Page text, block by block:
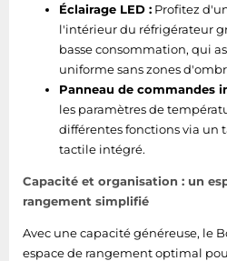
Lumière intérieure
du freezer
Oui
Dégivrage
automatique
(freezer)
Oui
No Frost (freezer)
Capacité net du
congélateur
Nombre d'étoiles
Éclairage LED : Profitez
l'intérieur du réfrigérateur
basse consommation, qui
uniforme sans zones
Panneau de commandes
les paramètres de
différentes fonctions via un
tactile intégré.
Capacité et organisation : un
rangement simplifié
Avec une capacité généreuse, le
espace de rangement optimal